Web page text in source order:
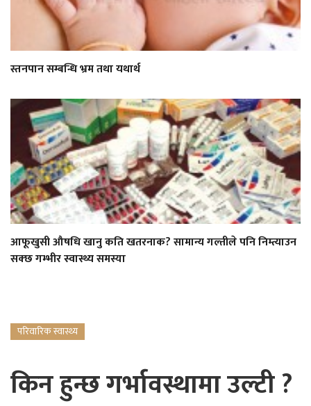
स्तनपान सम्बन्धि भ्रम तथा यथार्थ
आफूखुसी औषधि खानु कति खतरनाक? सामान्य गल्तीले पनि निम्त्याउन
सक्छ गम्भीर स्वास्थ्य समस्या
परिवारिक स्वास्थ्य
किन हुन्छ गर्भावस्थामा उल्टी ?